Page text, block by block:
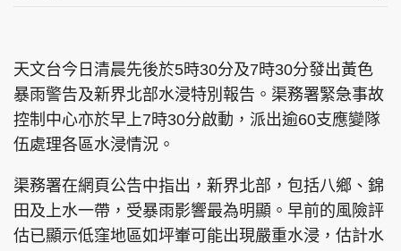
東周刊 cazbuyer 東Touch
PCM 電腦廣場 星島頭條 星島日報
天文台今日清晨先後於5時30分及7時30分發出黃色
暴雨警告及新界北部水浸特別報告。渠務署緊急事故
控制中心亦於早上7時30分啟動，派出逾60支應變隊
伍處理各區水浸情況。
渠務署在網頁公告中指出，新界北部，包括八鄉、錦
田及上水一帶，受暴雨影響最為明顯。早前的風險評
估已顯示低窪地區如坪輋可能出現嚴重水浸，估計水